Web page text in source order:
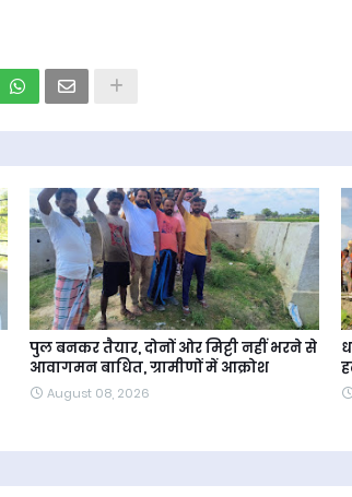
पुल बनकर तैयार, दोनों ओर मिट्टी नहीं भरने से
आवागमन बाधित, ग्रामीणों में आक्रोश
August 08, 2026